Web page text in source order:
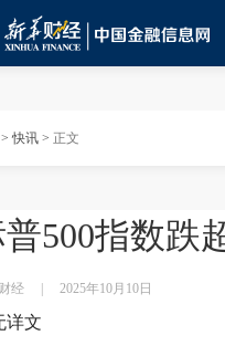
>快讯 > 正文
500指数跌
经 2025年10月10日
详文